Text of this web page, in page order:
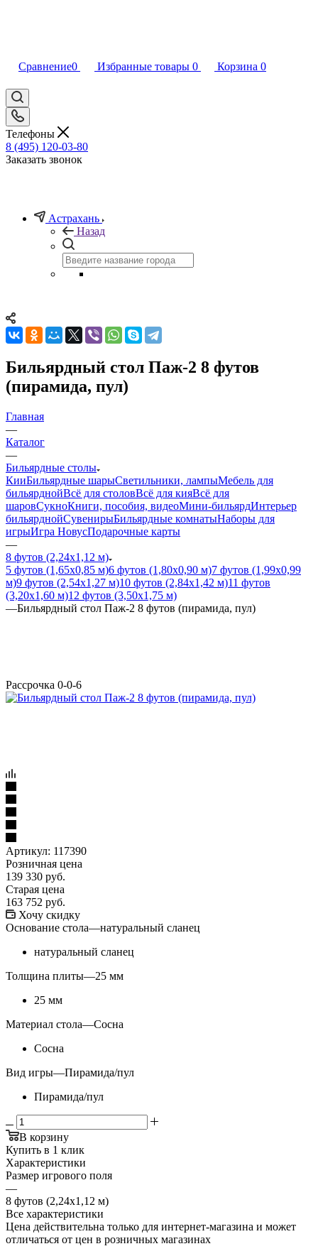
Сравнение0 Избранные товары 0 Корзина 0
Телефоны
8 (495) 120-03-80
Заказать звонок
Астрахань
Назад
Бильярдный стол Паж-2 8 футов
(пирамида, пул)
Главная
—
Каталог
—
Бильярдные столы
КииБильярдные шарыСветильники, лампыМебель для
бильярднойВсё для столовВсё для кияВсё для
шаровСукноКниги, пособия, видеоМини-бильярдИнтерьер
бильярднойСувенирыБильярдные комнатыНаборы для
игрыИгра НовусПодарочные карты
—
8 футов (2,24х1,12 м)
5 футов (1,65х0,85 м)6 футов (1,80х0,90 м)7 футов (1,99х0,99
м)9 футов (2,54х1,27 м)10 футов (2,84х1,42 м)11 футов
(3,20х1,60 м)12 футов (3,50х1,75 м)
—Бильярдный стол Паж-2 8 футов (пирамида, пул)
Рассрочка 0-0-6
Артикул: 117390
Розничная цена
139 330 руб.
Старая цена
163 752 руб.
Хочу скидку
Основание стола—натуральный сланец
натуральный сланец
Толщина плиты—25 мм
25 мм
Материал стола—Сосна
Сосна
Вид игры—Пирамида/пул
Пирамида/пул
В корзину
Купить в 1 клик
Характеристики
Размер игрового поля
—
8 футов (2,24х1,12 м)
Все характеристики
Цена действительна только для интернет-магазина и может
отличаться от цен в розничных магазинах